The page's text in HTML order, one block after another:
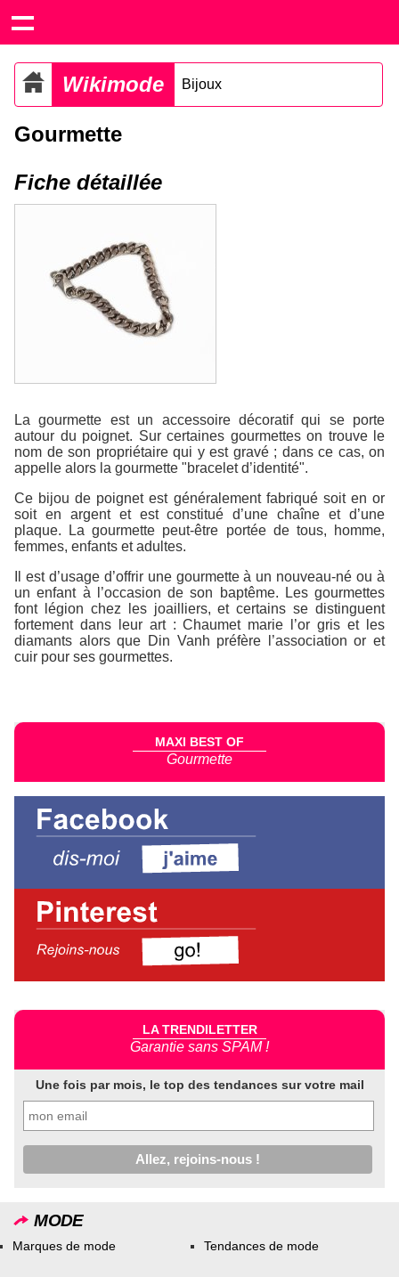
Wikimode Bijoux
Gourmette
Fiche détaillée
La gourmette est un accessoire décoratif qui se porte
autour du poignet. Sur certaines gourmettes on trouve le
nom de son propriétaire qui y est gravé ; dans ce cas, on
appelle alors la gourmette "bracelet d’identité".
Ce bijou de poignet est généralement fabriqué soit en or
soit en argent et est constitué d’une chaîne et d’une
plaque. La gourmette peut-être portée de tous, homme,
femmes, enfants et adultes.
Il est d’usage d’offrir une gourmette à un nouveau-né ou à
un enfant à l’occasion de son baptême. Les gourmettes
font légion chez les joailliers, et certains se distinguent
fortement dans leur art : Chaumet marie l’or gris et les
diamants alors que Din Vanh préfère l’association or et
cuir pour ses gourmettes.
MAXI BEST OF
Gourmette
LA TRENDILETTER
Garantie sans SPAM !
Une fois par mois, le top des tendances sur votre mail
MODE
Marques de mode Tendances de mode